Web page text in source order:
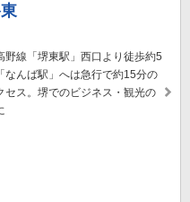
野線「堺東駅」西口より徒歩約5
なんば駅」へは急行で約15分の
セス。堺でのビジネス・観光の